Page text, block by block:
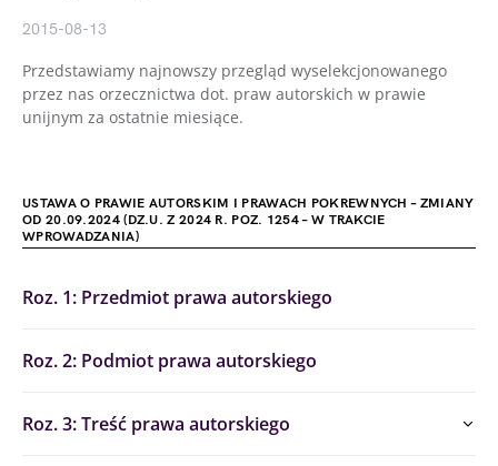
2015-08-13
Przedstawiamy najnowszy przegląd wyselekcjonowanego
przez nas orzecznictwa dot. praw autorskich w prawie
unijnym za ostatnie miesiące.
USTAWA O PRAWIE AUTORSKIM I PRAWACH POKREWNYCH – ZMIANY
OD 20.09.2024 (DZ.U. Z 2024 R. POZ. 1254 – W TRAKCIE
WPROWADZANIA)
Roz. 1: Przedmiot prawa autorskiego
Roz. 2: Podmiot prawa autorskiego
Roz. 3: Treść prawa autorskiego